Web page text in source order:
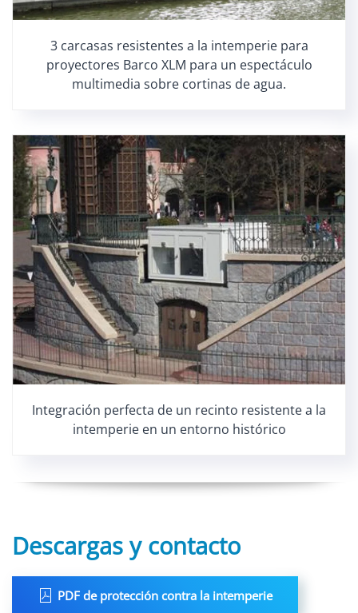
3 carcasas resistentes a la intemperie para
proyectores Barco XLM para un espectáculo
multimedia sobre cortinas de agua.
Integración perfecta de un recinto resistente a la
intemperie en un entorno histórico
Descargas y contacto
PDF de protección contra la intemperie